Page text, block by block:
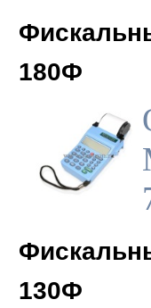
180Ф
130Ф